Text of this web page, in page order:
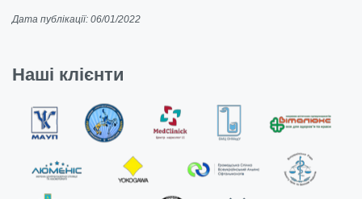
Дата публікації: 06/01/2022
Наші клієнти